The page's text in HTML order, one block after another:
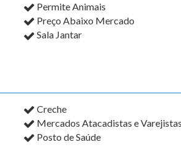
Permite Animais
Preço Abaixo Mercado
Sala Jantar
Creche
Mercados Atacadistas e Varejistas
Posto de Saúde